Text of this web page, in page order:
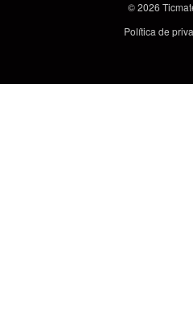
© 2026
Política de